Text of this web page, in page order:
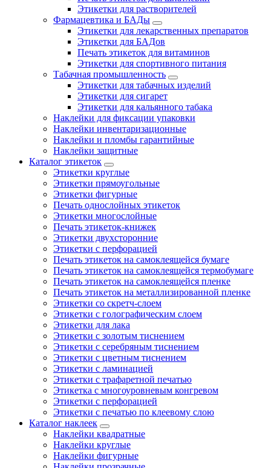
Этикетки для растворителей
Фармацевтика и БАДы
Этикетки для лекарственных препаратов
Этикетки для БАДов
Печать этикеток для витаминов
Этикетки для спортивного питания
Табачная промышленность
Этикетки для табачных изделий
Этикетки для сигарет
Этикетки для кальянного табака
Наклейки для фиксации упаковки
Наклейки инвентаризационные
Наклейки и пломбы гарантийные
Наклейки защитные
Каталог этикеток
Этикетки круглые
Этикетки прямоугольные
Этикетки фигурные
Печать однослойных этикеток
Этикетки многослойные
Печать этикеток-книжек
Этикетки двухсторонние
Этикетки с перфорацией
Печать этикеток на самоклеящейся бумаге
Печать этикеток на самоклеящейся термобумаге
Печать этикеток на самоклеящейся пленке
Печать этикеток на металлизированной пленке
Этикетки со скретч-слоем
Этикетки с голографическим слоем
Этикетки для лака
Этикетки с золотым тиснением
Этикетки с серебряным тиснением
Этикетки с цветным тиснением
Этикетки с ламинацией
Этикетки с трафаретной печатью
Этикетка с многоуровневым конгревом
Этикетки с перфорацией
Этикетки с печатью по клеевому слою
Каталог наклеек
Наклейки квадратные
Наклейки круглые
Наклейки фигурные